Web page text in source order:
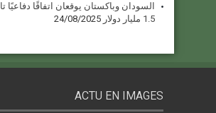
السودان وباكستان يوقعان اتفاقًا دفاعيًا
1.5 مليار دولار
24/08/2025
ACTU EN IMAGES